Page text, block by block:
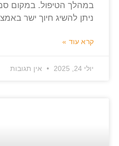
במהלך הטיפול. במקום
ניתן להשיג חיוך ישר
קרא עוד »
יולי 24, 2025 אין תגובות